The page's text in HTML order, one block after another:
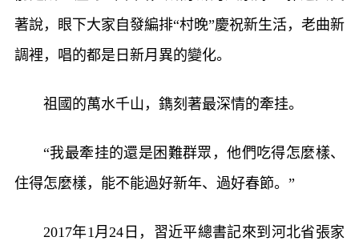
著說，眼下大家自發編排“村晚”慶祝新生活，老曲新
調裡，唱的都是日新月異的變化。
祖國的萬水千山，鐫刻著最深情的牽挂。
“我最牽挂的還是困難群眾，他們吃得怎麼樣、
住得怎麼樣，能不能過好新年、過好春節。”
2017年1月24日，習近平總書記來到河北省張家